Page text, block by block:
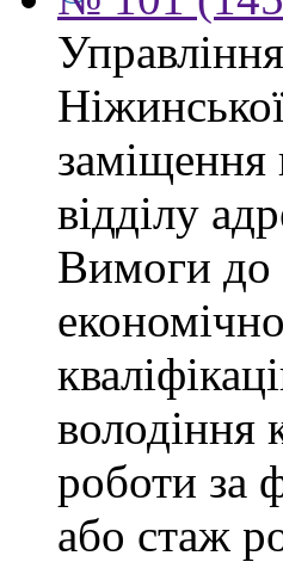
заміщення
відділу
Вимоги до
володіння
роботи за
або стаж